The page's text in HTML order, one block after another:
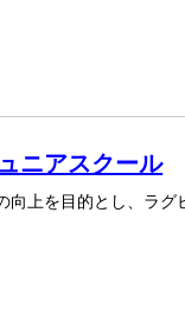
ニアスクール
向上を目的とし、ラ